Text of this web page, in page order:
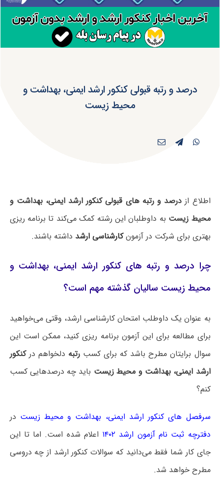
درصد و رتبه قبولی کنکور ارشد ایمنی، بهداشت و
محیط زیست
اطلاع از درصد و رتبه های قبولی کنکور ارشد ایمنی، بهداشت و
محیط زیست به داوطلبان این رشته کمک می‌کند تا برنامه ریزی
بهتری برای شرکت در آزمونکارشناسی ارشد داشته باشند.
چرا درصد و رتبه های کنکور ارشد ایمنی، بهداشت و
محیط زیست سالیان گذشته مهم است؟
به عنوان یک داوطلب امتحان کارشناسی ارشد، وقتی می‌خواهید
برای مطالعه برای این آزمون برنامه ریزی کنید، ممکن است این
سوال برایتان مطرح باشد که برای کسبرتبه دلخواهم درکنکور
ارشد ایمنی، بهداشت و محیط زیست باید چه درصدهایی کسب
کنم؟
سرفصل های کنکور ارشد ایمنی، بهداشت و محیط زیست در
دفترچه ثبت نام آزمون ارشد ۱۴۰۲
اعلام شده است. اما تا این
جای کار شما فقط می‌دانید که سوالات کنکور ارشد از چه دروسی
مطرح خواهد شد.